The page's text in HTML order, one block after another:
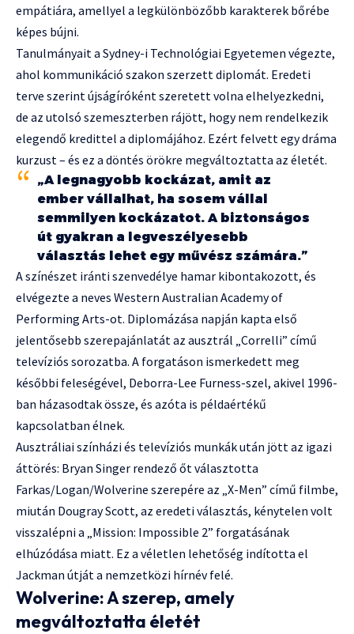
empátiára, amellyel a legkülönbözőbb karakterek bőrébe
képes bújni.
Tanulmányait a Sydney-i Technológiai Egyetemen végezte,
ahol kommunikáció szakon szerzett diplomát. Eredeti
terve szerint újságíróként szeretett volna elhelyezkedni,
de az utolsó szemeszterben rájött, hogy nem rendelkezik
elegendő kredittel a diplomájához. Ezért felvett egy dráma
kurzust – és ez a döntés örökre megváltoztatta az életét.
„A legnagyobb kockázat, amit az
ember vállalhat, ha sosem vállal
semmilyen kockázatot. A biztonságos
út gyakran a legveszélyesebb
választás lehet egy művész számára.”
A színészet iránti szenvedélye hamar kibontakozott, és
elvégezte a neves Western Australian Academy of
Performing Arts-ot. Diplomázása napján kapta első
jelentősebb szerepajánlatát az ausztrál „Correlli” című
televíziós sorozatba. A forgatáson ismerkedett meg
későbbi feleségével, Deborra-Lee Furness-szel, akivel 1996-
ban házasodtak össze, és azóta is példaértékű
kapcsolatban élnek.
Ausztráliai színházi és televíziós munkák után jött az igazi
áttörés: Bryan Singer rendező őt választotta
Farkas/Logan/Wolverine szerepére az „X-Men” című filmbe,
miután Dougray Scott, az eredeti választás, kénytelen volt
visszalépni a „Mission: Impossible 2” forgatásának
elhúzódása miatt. Ez a véletlen lehetőség indította el
Jackman útját a nemzetközi hírnév felé.
Wolverine: A szerep, amely
megváltoztatta életét